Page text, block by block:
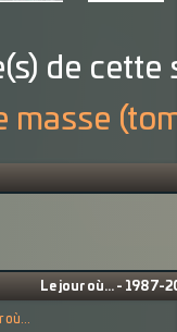
de cette
masse
Le jour où... - 1987-
où...